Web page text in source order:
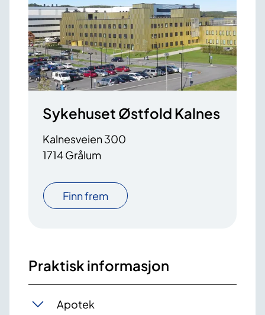
Sykehuset Østfold Kalnes
Kalnesveien 300
1714 Grålum
Finn frem
Praktisk informasjon
Apotek